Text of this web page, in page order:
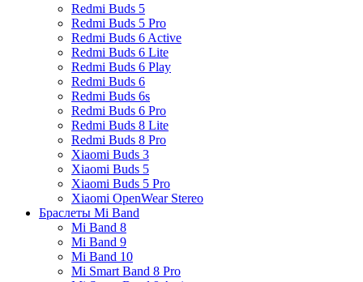
Redmi Buds 5
Redmi Buds 5 Pro
Redmi Buds 6 Active
Redmi Buds 6 Lite
Redmi Buds 6 Play
Redmi Buds 6
Redmi Buds 6s
Redmi Buds 6 Pro
Redmi Buds 8 Lite
Redmi Buds 8 Pro
Xiaomi Buds 3
Xiaomi Buds 5
Xiaomi Buds 5 Pro
Xiaomi OpenWear Stereo
Браслеты Mi Band
Mi Band 8
Mi Band 9
Mi Band 10
Mi Smart Band 8 Pro